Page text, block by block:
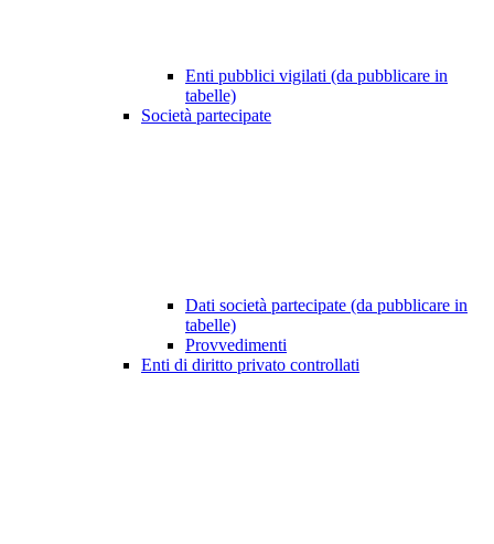
Enti pubblici vigilati (da pubblicare in
tabelle)
Società partecipate
Dati società partecipate (da pubblicare in
tabelle)
Provvedimenti
Enti di diritto privato controllati